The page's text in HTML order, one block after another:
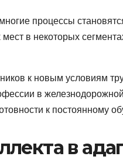
процессы
в некоторых
к новым условиям
в
к постоянному
в